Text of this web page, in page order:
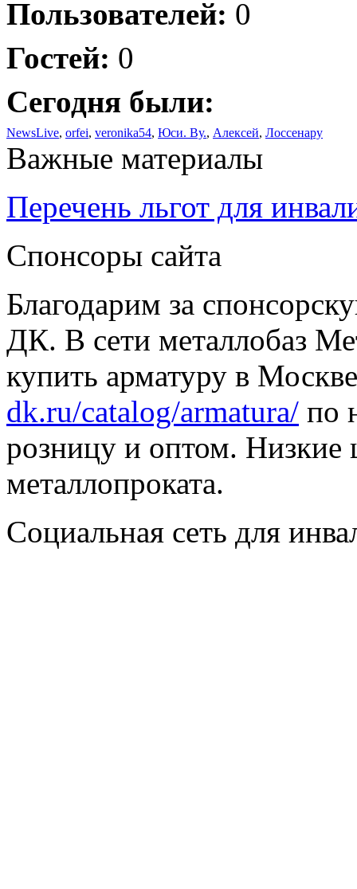
Пользователей: 0
Гостей: 0
Сегодня были:
NewsLive, orfei, veronika54, Юси. Ву., Алексей, Лоссенару
Важные материалы
Перечень льгот для
Спонсоры сайта
Благодарим за
ДК. В сети металлобаз
купить арматуру в
dk.ru/catalog/armatura/ по
розницу и оптом. Низкие
металлопроката.
Социальная сеть для